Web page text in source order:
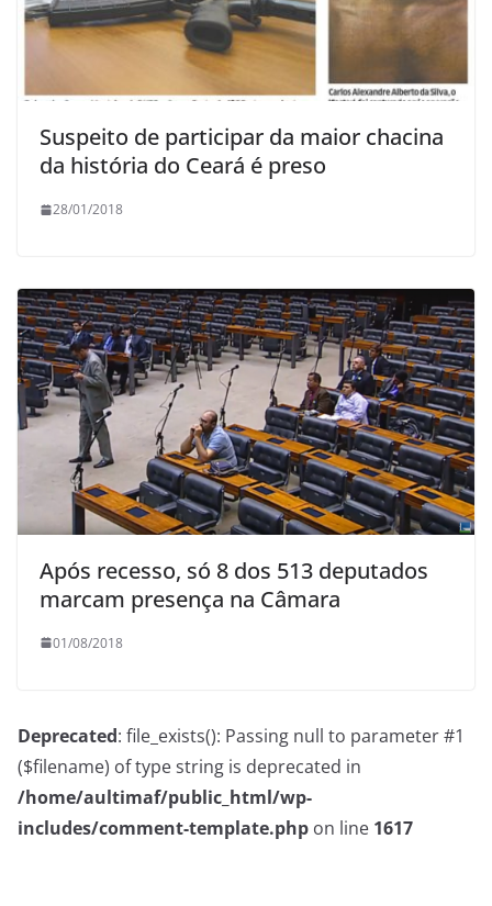
Suspeito de participar da maior chacina
da história do Ceará é preso
28/01/2018
Após recesso, só 8 dos 513 deputados
marcam presença na Câmara
01/08/2018
Deprecated: file_exists(): Passing null to parameter #1
($filename) of type string is deprecated in
/home/aultimaf/public_html/wp-
includes/comment-template.php on line 1617